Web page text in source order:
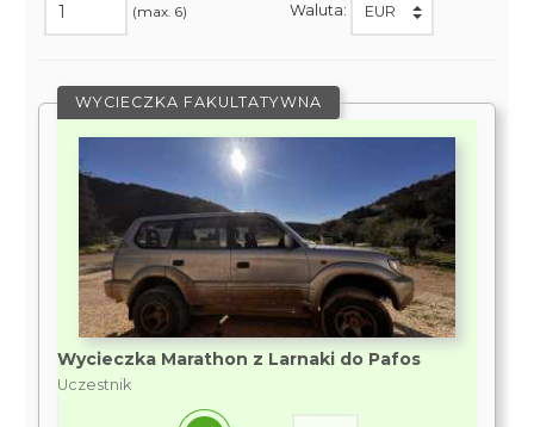
(max. 6) Waluta:
WYCIECZKA FAKULTATYWNA
Wycieczka Marathon z Larnaki do Pafos
Uczestnik